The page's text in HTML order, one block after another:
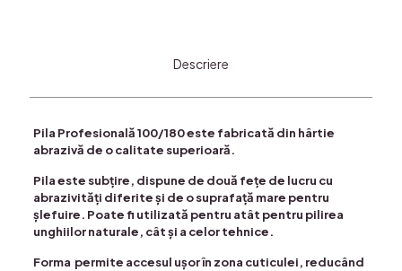
Descriere
Pila Profesională 100/180 este fabricată din hârtie
abrazivă de o calitate superioară.
Pila este subțire, dispune de două fețe de lucru cu
abrazivități diferite și de o suprafață mare pentru
șlefuire. Poate fi utilizată pentru atât pentru pilirea
unghiilor naturale, cât și a celor tehnice.
Forma permite accesul ușor în zona cuticulei, reducând